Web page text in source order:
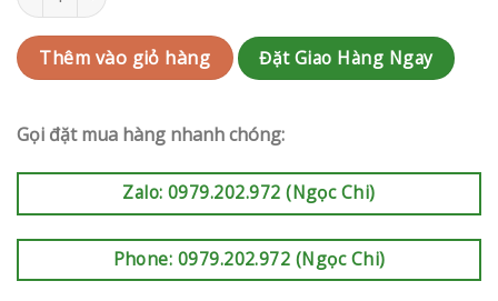
Thêm vào giỏ hàng Đặt Giao Hàng Ngay
Gọi đặt mua hàng nhanh chóng:
Zalo: 0979.202.972 (Ngọc Chi)
Phone: 0979.202.972 (Ngọc Chi)